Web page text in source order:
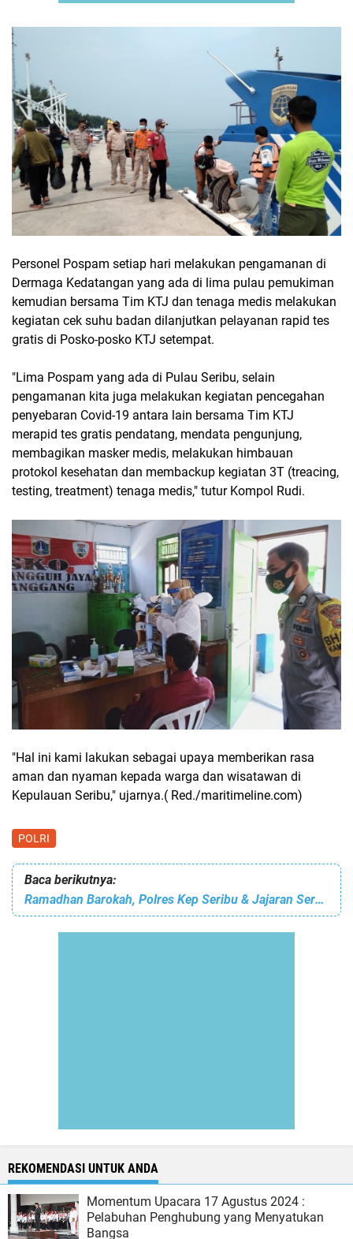
Personel Pospam setiap hari melakukan pengamanan di
Dermaga Kedatangan yang ada di lima pulau pemukiman
kemudian bersama Tim KTJ dan tenaga medis melakukan
kegiatan cek suhu badan dilanjutkan pelayanan rapid tes
gratis di Posko-posko KTJ setempat.
"Lima Pospam yang ada di Pulau Seribu, selain
pengamanan kita juga melakukan kegiatan pencegahan
penyebaran Covid-19 antara lain bersama Tim KTJ
merapid tes gratis pendatang, mendata pengunjung,
membagikan masker medis, melakukan himbauan
protokol kesehatan dan membackup kegiatan 3T (treacing,
testing, treatment) tenaga medis," tutur Kompol Rudi.
"Hal ini kami lakukan sebagai upaya memberikan rasa
aman dan nyaman kepada warga dan wisatawan di
Kepulauan Seribu," ujarnya.( Red./maritimeline.com)
POLRI
Baca berikutnya:
Ramadhan Barokah, Polres Kep Seribu & Jajaran Serentak Bersih-bersih Masjid di Pulau Seribu
REKOMENDASI UNTUK ANDA
Momentum Upacara 17 Agustus 2024 :
Pelabuhan Penghubung yang Menyatukan
Bangsa